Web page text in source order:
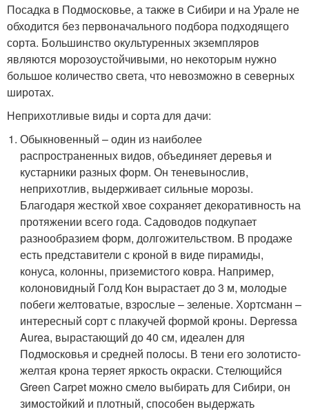
Посадка в Подмосковье, а также в Сибири и на Урале не
обходится без первоначального подбора подходящего
сорта. Большинство окультуренных экземпляров
являются морозоустойчивыми, но некоторым нужно
большое количество света, что невозможно в северных
широтах.
Неприхотливые виды и сорта для дачи:
Обыкновенный – один из наиболее
распространенных видов, объединяет деревья и
кустарники разных форм. Он теневынослив,
неприхотлив, выдерживает сильные морозы.
Благодаря жесткой хвое сохраняет декоративность на
протяжении всего года. Садоводов подкупает
разнообразием форм, долгожительством. В продаже
есть представители с кроной в виде пирамиды,
конуса, колонны, приземистого ковра. Например,
колоновидный Голд Кон вырастает до 3 м, молодые
побеги желтоватые, взрослые – зеленые. Хортсманн –
интересный сорт с плакучей формой кроны. Depressa
Aurea, вырастающий до 40 см, идеален для
Подмосковья и средней полосы. В тени его золотисто-
желтая крона теряет яркость окраски. Стелющийся
Green Carpet можно смело выбирать для Сибири, он
зимостойкий и плотный, способен выдержать